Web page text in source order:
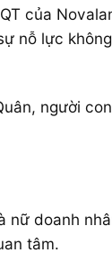
của
nỗ lực
người
nữ doanh
tâm.